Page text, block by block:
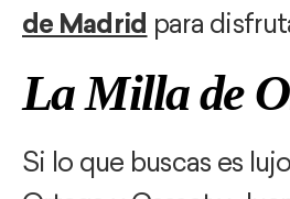
de Madrid para
La Milla de
Si lo que buscas es